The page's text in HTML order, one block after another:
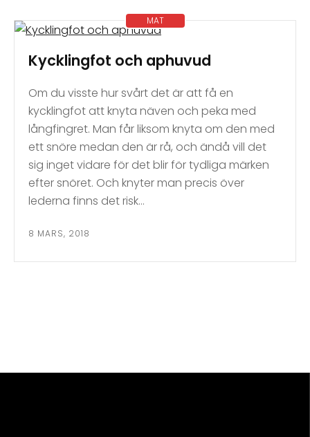
MAT
Kycklingfot och aphuvud
Om du visste hur svårt det är att få en
kycklingfot att knyta näven och peka med
långfingret. Man får liksom knyta om den med
ett snöre medan den är rå, och ändå vill det
sig inget vidare för det blir för tydliga märken
efter snöret. Och knyter man precis över
lederna finns det risk…
8 MARS, 2018